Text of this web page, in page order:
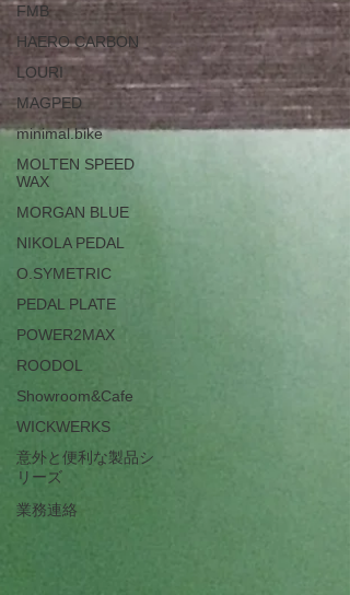
FMB
HAERO CARBON
LOURI
MAGPED
minimal.bike
MOLTEN SPEED
WAX
MORGAN BLUE
NIKOLA PEDAL
O.SYMETRIC
PEDAL PLATE
POWER2MAX
ROODOL
Showroom&Cafe
WICKWERKS
意外と便利な製品シ
リーズ
業務連絡